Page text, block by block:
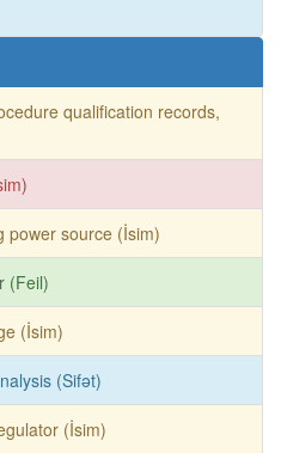
qualification records,
power source (İsim)
(Feil)
(İsim)
(Sifət)
(İsim)